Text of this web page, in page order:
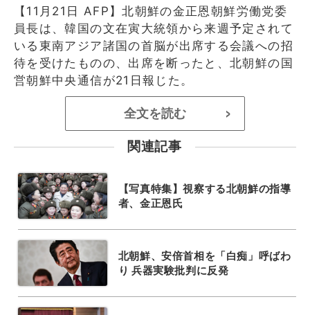
【11月21日 AFP】北朝鮮の金正恩朝鮮労働党委
員長は、韓国の文在寅大統領から来週予定されて
いる東南アジア諸国の首脳が出席する会議への招
待を受けたものの、出席を断ったと、北朝鮮の国
営朝鮮中央通信が21日報じた。
全文を読む >
関連記事
【写真特集】視察する北朝鮮の指導
者、金正恩氏
北朝鮮、安倍首相を「白痴」呼ばわ
り 兵器実験批判に反発